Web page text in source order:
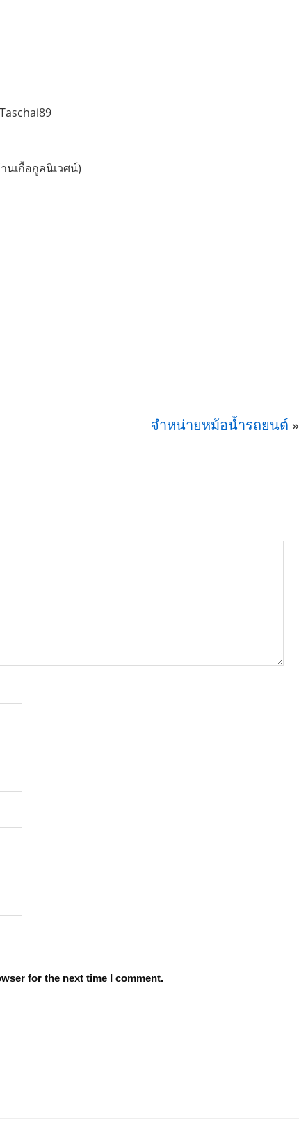
นเกื้อกูลนิเวศน์)
จำหน่ายหม้อน้ำรถยนต์ »
for the next time I comment.